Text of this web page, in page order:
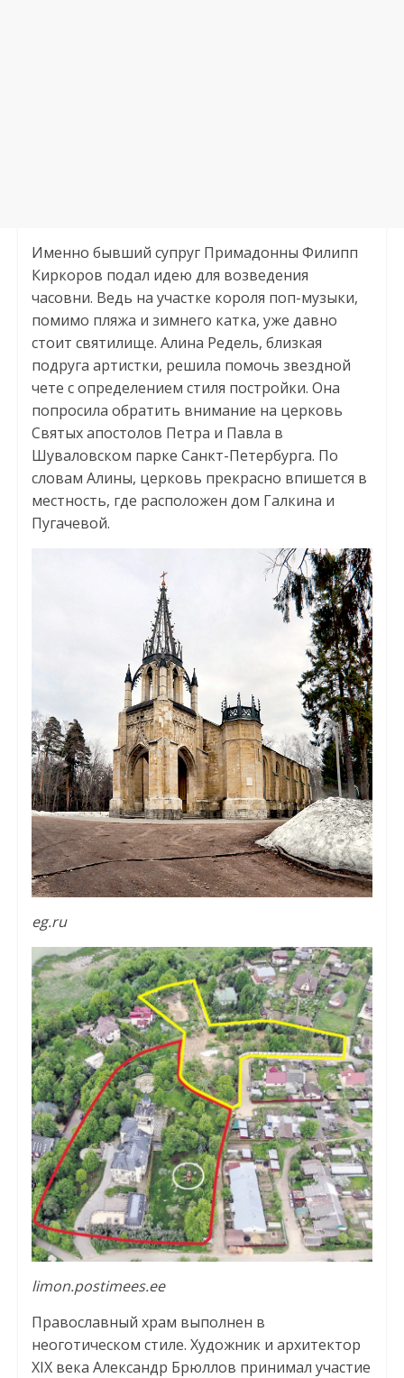
Именно бывший супруг Примадонны Филипп
Киркоров подал идею для возведения
часовни. Ведь на участке короля поп-музыки,
помимо пляжа и зимнего катка, уже давно
стоит святилище. Алина Редель, близкая
подруга артистки, решила помочь звездной
чете с определением стиля постройки. Она
попросила обратить внимание на церковь
Святых апостолов Петра и Павла в
Шуваловском парке Санкт-Петербурга. По
словам Алины, церковь прекрасно впишется в
местность, где расположен дом Галкина и
Пугачевой.
eg.ru
limon.postimees.ee
Православный храм выполнен в
неоготическом стиле. Художник и архитектор
XIX века Александр Брюллов принимал участие